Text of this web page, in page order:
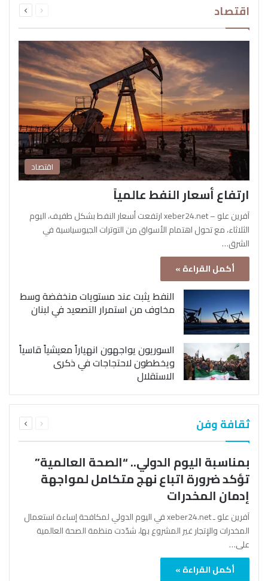
اقتصاد الصفحةالصفحة
اقتصاد
ارتفاع أسعار النفط عالمياً
آفرين علو – xeber24.net ارتفعت أسعار النفط بشكل طفيف، اليوم
الثلاثاء، مع تحول اهتمام الأسواق من التوترات الجيوسياسية في
الشرق…
أكمل القراءة »
النفط يثبت عند مستويات منخفضة وسط
مخاوف من استمرار التصعيد في لبنان
السوريون يواجهون انهياراً معيشياً قاسياً
ويخططون لاحتجاجات في ذكرى
الاستقلال
ثقافة وفن الصفحةالصفحة
بمناسبة اليوم الدولي.. “الصحة العالمية”
تؤكد ضرورة اتباع نهج متكامل لمواجهة
إدمان المخدرات
آفرين علو ـ xeber24.net في اليوم الدولي لمكافحة إساءة استعمال
المخدرات والإتجار غير المشروع بها، شدّدت منظمة الصحة العالمية
على…
أكمل القراءة »